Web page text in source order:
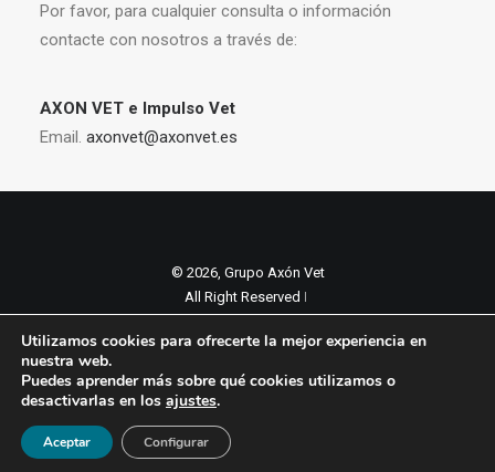
Por favor, para cualquier consulta o información
contacte con nosotros a través de:
AXON VET e Impulso Vet
Email. axonvet@axonvet.es
© 2026, Grupo Axón Vet
All Right Reserved ǀ
Política de cookies
Utilizamos cookies para ofrecerte la mejor experiencia en
nuestra web.
Puedes aprender más sobre qué cookies utilizamos o
desactivarlas en los ajustes.
Aceptar Configurar